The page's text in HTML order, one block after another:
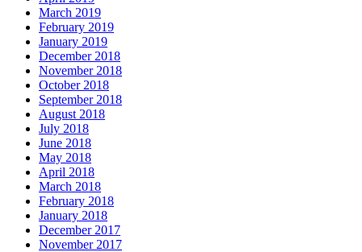
March 2019
February 2019
January 2019
December 2018
November 2018
October 2018
September 2018
August 2018
July 2018
June 2018
May 2018
April 2018
March 2018
February 2018
January 2018
December 2017
November 2017